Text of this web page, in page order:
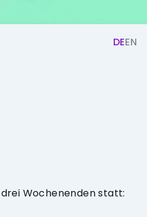
DEEN
Wochenenden statt: